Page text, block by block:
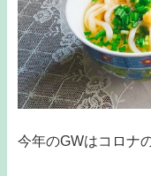
今年のGWはコロナ